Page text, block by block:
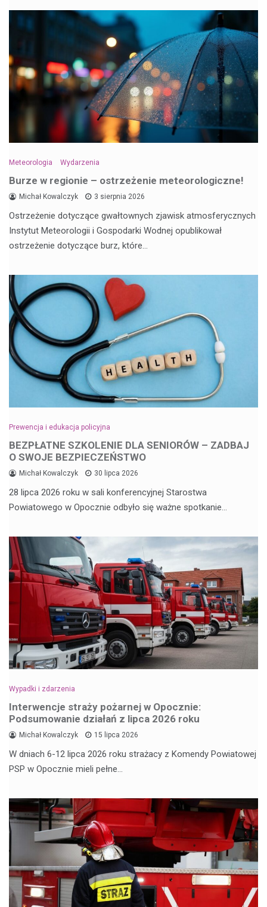
Meteorologia Wydarzenia
Burze w regionie – ostrzeżenie meteorologiczne!
Michał Kowalczyk 3 sierpnia 2026
Ostrzeżenie dotyczące gwałtownych zjawisk atmosferycznych
Instytut Meteorologii i Gospodarki Wodnej opublikował
ostrzeżenie dotyczące burz, które…
Prewencja i edukacja policyjna
BEZPŁATNE SZKOLENIE DLA SENIORÓW – ZADBAJ
O SWOJE BEZPIECZEŃSTWO
Michał Kowalczyk 30 lipca 2026
28 lipca 2026 roku w sali konferencyjnej Starostwa
Powiatowego w Opocznie odbyło się ważne spotkanie…
Wypadki i zdarzenia
Interwencje straży pożarnej w Opocznie:
Podsumowanie działań z lipca 2026 roku
Michał Kowalczyk 15 lipca 2026
W dniach 6-12 lipca 2026 roku strażacy z Komendy Powiatowej
PSP w Opocznie mieli pełne…